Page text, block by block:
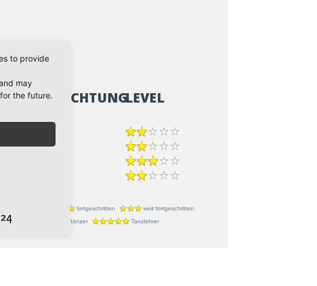
TANZRICHTUNG
Latein
LEVEL
fortgeschritten
weit fortgeschritten
Turniertänzer
Tanzlehrer
to provide
may
the future.